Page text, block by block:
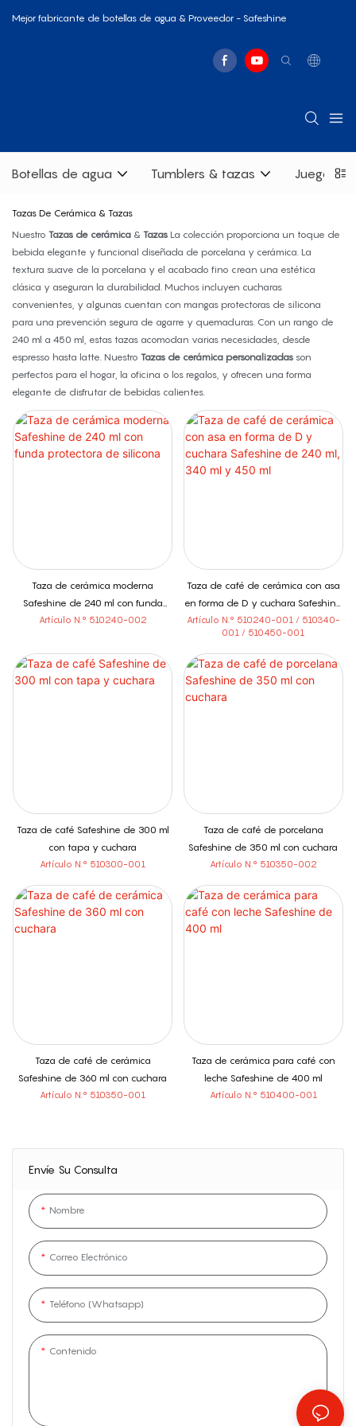
Mejor fabricante de botellas de agua & Proveedor - Safeshine
Botellas de agua Tumblers & tazas Juegos
Tazas De Cerámica & Tazas
Nuestro Tazas de cerámica & Tazas La colección proporciona un toque de
bebida elegante y funcional diseñada de porcelana y cerámica. La
textura suave de la porcelana y el acabado fino crean una estética
clásica y aseguran la durabilidad. Muchos incluyen cucharas
convenientes, y algunas cuentan con mangas protectoras de silicona
para una prevención segura de agarre y quemaduras. Con un rango de
240 ml a 450 ml, estas tazas acomodan varias necesidades, desde
espresso hasta latte. Nuestro Tazas de cerámica personalizadas son
perfectos para el hogar, la oficina o los regalos, y ofrecen una forma
elegante de disfrutar de bebidas calientes.
Envíe Su Consulta
Nombre
Correo Electrónico
Teléfono (whatsapp)
Contenido
Taza de cerámica moderna
Safeshine de 240 ml con funda
protectora de silicona
Artículo N.° 510240-002
Taza de café de cerámica con asa
en forma de D y cuchara Safeshine
de 240 ml, 340 ml y 450 ml
Artículo N.° 510240-001 / 510340-
001 / 510450-001
Taza de café Safeshine de 300 ml
con tapa y cuchara
Artículo N.° 510300-001
Taza de café de porcelana
Safeshine de 350 ml con cuchara
Artículo N.° 510350-002
Taza de café de cerámica
Safeshine de 360 ​​ml con cuchara
Artículo N.° 510350-001
Taza de cerámica para café con
leche Safeshine de 400 ml
Artículo N.° 510400-001